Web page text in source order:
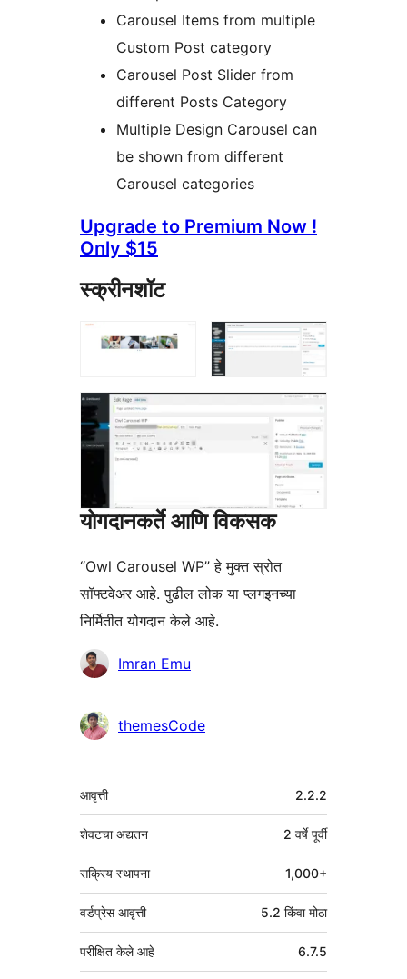
Carousel Items from multiple
Custom Post category
Carousel Post Slider from
different Posts Category
Multiple Design Carousel can
be shown from different
Carousel categories
Upgrade to Premium Now !
Only $15
स्क्रीनशॉट
योगदानकर्ते आणि विकसक
“Owl Carousel WP” हे मुक्त स्रोत
सॉफ्टवेअर आहे. पुढील लोक या प्लगइनच्या
निर्मितीत योगदान केले आहे.
योगदानकर्तेImran Emu
themesCode
मेटा
आवृत्ती 2.2.2
शेवटचा अद्यतन 2 वर्षेपूर्वी
सक्रिय स्थापना 1,000+
वर्डप्रेस आवृत्ती 5.2 किंवा मोठा
परीक्षित केले आहे 6.7.5